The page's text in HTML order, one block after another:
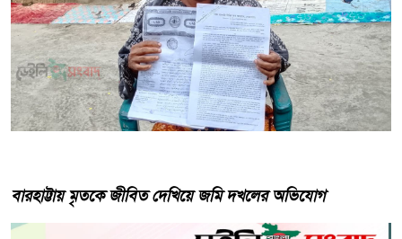
‎বারহাট্টায় মৃতকে জীবিত দেখিয়ে জমি দখলের অভিযোগ